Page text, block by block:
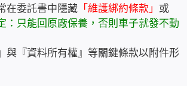
在委託書中隱藏「維護綁約條款」 或
：只能回原廠保養，否則車子就發不動
與『資料所有權』等關鍵條款以附件形